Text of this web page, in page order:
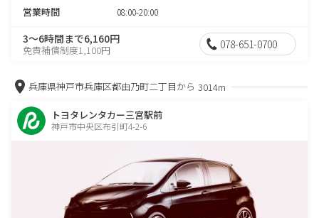
営業時間 08:00-20:00
3～6時間まで6,160円
免責補償制度1,100円 078-651-0700
兵庫県神戸市兵庫区都由乃町二丁目から 3014m
トヨタレンタカー三宮駅前
神戸市中央区布引町4-2-6